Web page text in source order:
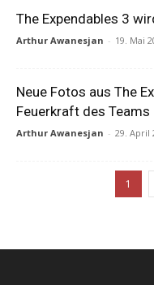
The Expendables 3
Arthur Awanesjan - 19. Mai
Neue Fotos aus The
Feuerkraft des Teams
Arthur Awanesjan - 29. April
1